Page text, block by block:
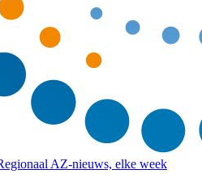
AZ-nieuws, elke week